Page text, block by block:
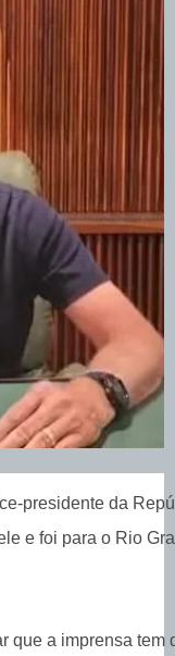
presidente da
e foi para o Rio
que a imprensa tem